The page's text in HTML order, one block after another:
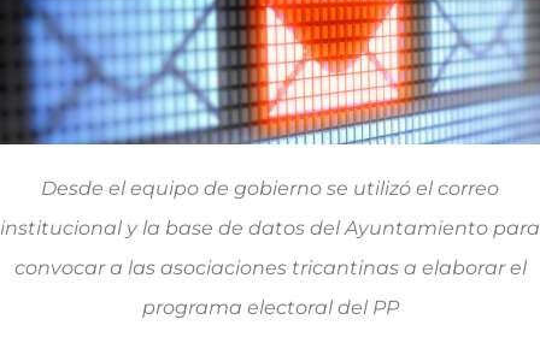
Desde el equipo de gobierno se utilizó el correo
institucional y la base de datos del Ayuntamiento para
convocar a las asociaciones tricantinas a elaborar el
programa electoral del PP